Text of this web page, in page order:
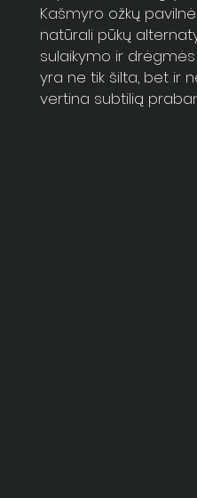
Kašmyro ožkų
natūrali pūkų
sulaikymo ir
yra ne tik šilta, bet ir
vertina subtilią